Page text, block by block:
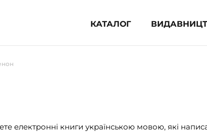
КАТАЛОГ
література (1854)
електронні книги українською мовою, які